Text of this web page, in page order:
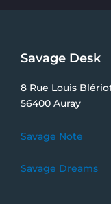
Savage Desk
8 Rue Louis
56400 Auray
Savage Note
Savage Dreams